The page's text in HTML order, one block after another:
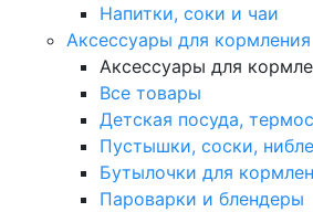
Напитки, соки и чаи
Аксессуары для кормления
Аксессуары для
Все товары
Детская посуда,
Пустышки, соски,
Бутылочки для
Пароварки и блендеры